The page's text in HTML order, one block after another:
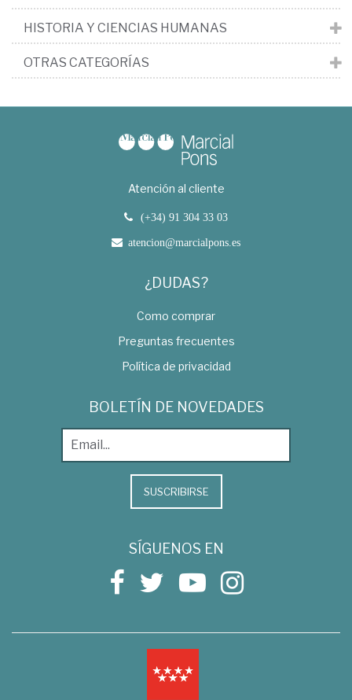
HISTORIA Y CIENCIAS HUMANAS
OTRAS CATEGORÍAS
Atención al cliente
(+34) 91 304 33 03
atencion@marcialpons.es
¿DUDAS?
Como comprar
Preguntas frecuentes
Política de privacidad
BOLETÍN DE NOVEDADES
SUSCRIBIRSE
SÍGUENOS EN